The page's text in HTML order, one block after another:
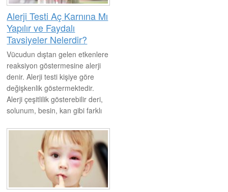
Alerji Testi Aç Karnına Mı
Yapılır ve Faydalı
Tavsiyeler Nelerdir?
Vücudun dıştan gelen etkenlere
reaksiyon göstermesine alerji
denir. Alerji testi kişiye göre
değişkenlik göstermektedir.
Alerji çeşitlilik gösterebilir deri,
solunum, besin, kan gibi farklı
bulunabilir. Herkes üstünde
normal olan farklı kişilerde
reaksiyon göstererek ayrıcalık
haline gelmesi günümüz de
alerji olarak tanımlanmaktadır.